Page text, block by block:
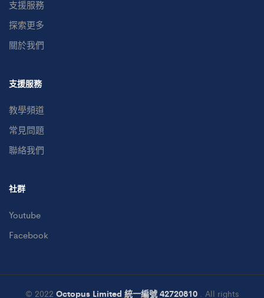
支援服務
探索更多
關於我們
支援服務
教學頻道
常見問題
聯絡我們
社群
Youtube
Facebook
© 2022 Octopus Limited 統一編號 42720810 . All rights